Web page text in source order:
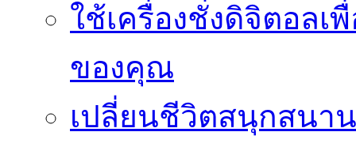
ใช้เครื่องชั่งดิจิตอล
ของคุณ
เปลี่ยนชีวิตสนุกสนา